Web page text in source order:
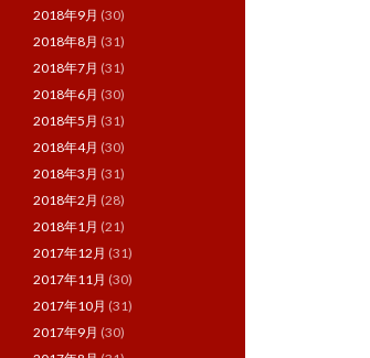
2018年9月 (30)
2018年8月 (31)
2018年7月 (31)
2018年6月 (30)
2018年5月 (31)
2018年4月 (30)
2018年3月 (31)
2018年2月 (28)
2018年1月 (21)
2017年12月 (31)
2017年11月 (30)
2017年10月 (31)
2017年9月 (30)